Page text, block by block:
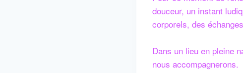
douceur, un instant
corporels, des
Dans un lieu en pleine
nous accompagnerons.